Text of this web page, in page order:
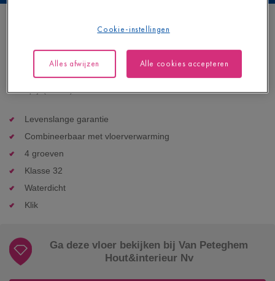
Gevlekt beton
40,95 €/m²
Adviesprijs (incl. btw)
Levenslange garantie
Combineerbaar met vloerverwarming
4 groeven
Klasse 32
Waterdicht
Klik
Ga deze vloer bekijken bij Van Peteghem
Hout&interieur Nv
Cookie-instellingen
Alles afwijzen Alle cookies accepteren